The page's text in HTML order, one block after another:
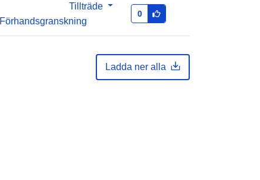
Tillträde
Förhandsgranskning
0
Ladda ner alla